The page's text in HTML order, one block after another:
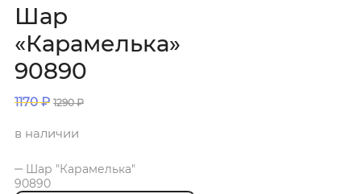
Шар
«Карамелька»
90890
1170₽ 1290₽
в наличии
Шар "Карамелька"
90890